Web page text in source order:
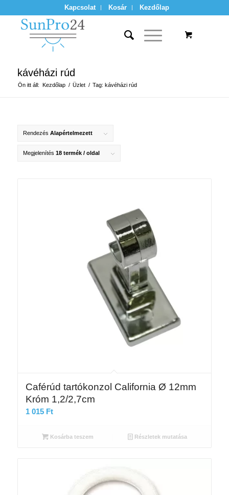
Kapcsolat Kosár Kezdőlap
kávéházi rúd
Ön itt áll: Kezdőlap / Üzlet / Tag: kávéházi rúd
Rendezés Alapértelmezett
Megjelenítés 18 termék / oldal
Caférúd tartókonzol California Ø 12mm
Króm 1,2/2,7cm
1 015 Ft
Kosárba teszem Részletek mutatása